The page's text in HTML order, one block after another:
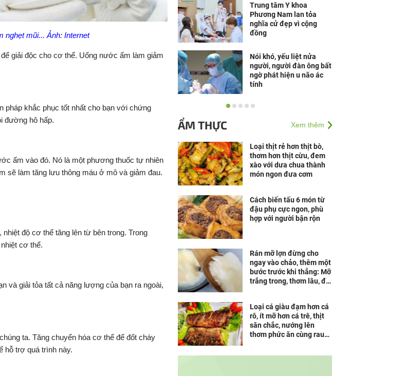
nghẹt mũi... Ảnh: Internet
giải độc cho cơ thể. Uống nước ấm làm giảm
pháp khắc phục tốt nhất cho bạn với chứng
đường hô hấp.
ấm vào đó. Nó là một phương thuốc tự nhiên
sẽ làm tăng lưu thông máu ở mô và giảm đau.
độ cơ thể tăng lên từ bên trong. Trong
cơ thể.
và giải tỏa tất cả năng lượng của bạn ra ngoài,
ta. Tăng chuyển hóa cơ thể để đốt cháy
hỗ trợ quá trình này.
Trung tâm Y khoa
Phương Nam lan tỏa
nghĩa cử đẹp vì cộng
đồng
Nói khó, yếu liệt nửa
người, người đàn ông bất
ngờ phát hiện u não ác
tính
Happy Max LH - Bút thử
0123, được TÜV SÜD
ẨM THỰC Xem thêm
Loại thịt rẻ hơn thịt bò,
thơm hơn thịt cừu, đem
xào với dưa chua thành
món ngon đưa cơm
Cách biến tấu 6 món từ
đậu phụ cực ngon, phù
hợp với người bận rộn
Rán mỡ lợn đừng cho
ngay vào chảo, thêm một
bước trước khi thắng: Mỡ
trắng trong, thơm lâu, để
Loại cá giàu đạm hơn cá
rô, ít mỡ hơn cá trê, thịt
săn chắc, nướng lên
thơm phức ăn cùng rau